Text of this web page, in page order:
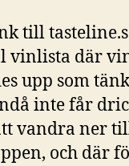
till
vinlista där
upp som
inte får
vandra ner
och där